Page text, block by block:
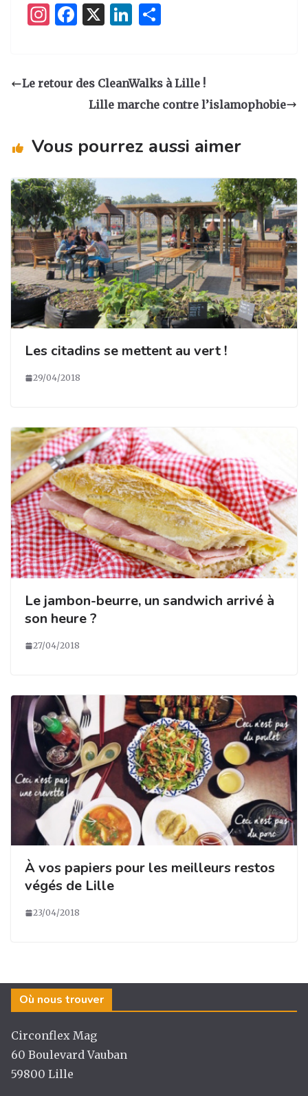
I
a
m
F
e
b
o
X
Li
e
dI
g
er
Le retour des CleanWalks à Lille !
Lille marche contre l’islamophobie
Vous pourrez aussi aimer
Les citadins se mettent au vert !
29/04/2018
Le jambon-beurre, un sandwich arrivé à
son heure ?
27/04/2018
À vos papiers pour les meilleurs restos
végés de Lille
23/04/2018
Où nous trouver
Circonflex Mag
60 Boulevard Vauban
59800 Lille